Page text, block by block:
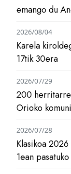
emango du
Karela
17tik 30era
2026/08/04
200
Orioko
2026/07/29
Klasikoa
1ean
2026/07/28